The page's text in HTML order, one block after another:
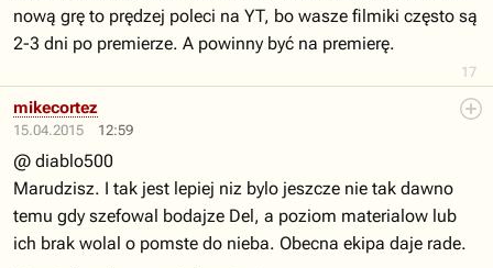
17
nową grę to prędzej poleci na YT, bo wasze filmiki często są
2-3 dni po premierze. A powinny być na premierę.
15.04.2015 12:59
mikecortez
@ diablo500
Marudzisz. I tak jest lepiej niz bylo jeszcze nie tak dawno
temu gdy szefowal bodajze Del, a poziom materialow lub
ich brak wolal o pomste do nieba. Obecna ekipa daje rade.